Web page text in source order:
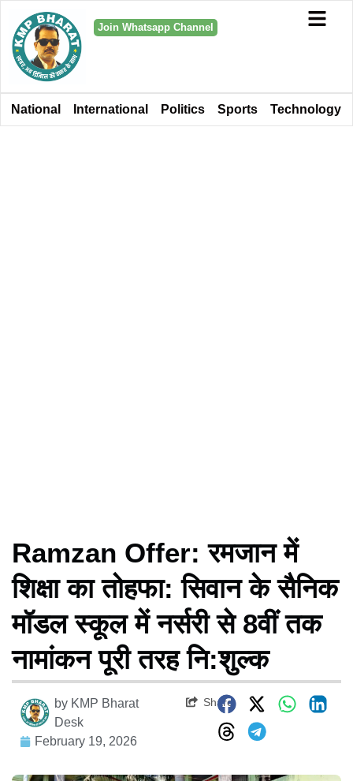
Join Whatsapp Channel
National International Politics Sports Technology
Ramzan Offer: रमजान में
शिक्षा का तोहफा: सिवान के सैनिक
मॉडल स्कूल में नर्सरी से 8वीं तक
नामांकन पूरी तरह नि:शुल्क
by KMP Bharat
Desk
February 19, 2026
Share